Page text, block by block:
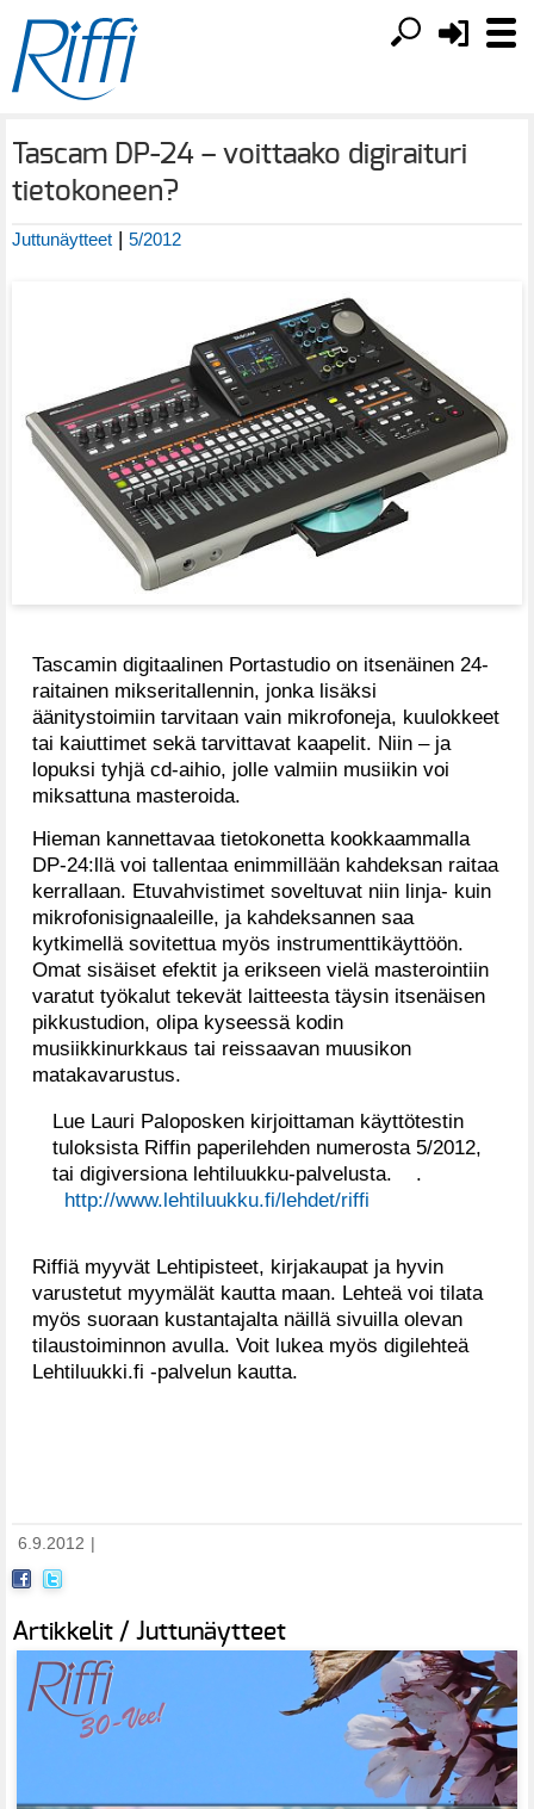
Tascam DP-24 – voittaako digiraituri
tietokoneen?
Juttunäytteet | 5/2012
Tascamin digitaalinen Portastudio on itsenäinen 24-
raitainen mikseritallennin, jonka lisäksi
äänitystoimiin tarvitaan vain mikrofoneja, kuulokkeet
tai kaiuttimet sekä tarvittavat kaapelit. Niin – ja
lopuksi tyhjä cd-aihio, jolle valmiin musiikin voi
miksattuna masteroida.
Hieman kannettavaa tietokonetta kookkaammalla
DP-24:llä voi tallentaa enimmillään kahdeksan raitaa
kerrallaan. Etuvahvistimet soveltuvat niin linja- kuin
mikrofonisignaaleille, ja kahdeksannen saa
kytkimellä sovitettua myös instrumenttikäyttöön.
Omat sisäiset efektit ja erikseen vielä masterointiin
varatut työkalut tekevät laitteesta täysin itsenäisen
pikkustudion, olipa kyseessä kodin
musiikkinurkkaus tai reissaavan muusikon
matakavarustus.
Lue Lauri Paloposken kirjoittaman käyttötestin
tuloksista Riffin paperilehden numerosta 5/2012,
tai digiversiona lehtiluukku-palvelusta. .
http://www.lehtiluukku.fi/lehdet/riffi
Riffiä myyvät Lehtipisteet, kirjakaupat ja hyvin
varustetut myymälät kautta maan. Lehteä voi tilata
myös suoraan kustantajalta näillä sivuilla olevan
tilaustoiminnon avulla. Voit lukea myös digilehteä
Lehtiluukki.fi -palvelun kautta.
6.9.2012
Artikkelit / Juttunäytteet